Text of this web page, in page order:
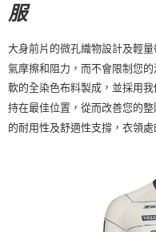
服
大身前片的微孔織物設計及輕
氣摩擦和阻力，而不會限制您
軟的全染色布料製成，並採用
持在最佳位置，從而改善您的
的耐用性及舒適性支撐，衣領